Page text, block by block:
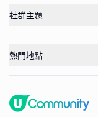
社群主題
熱門地點